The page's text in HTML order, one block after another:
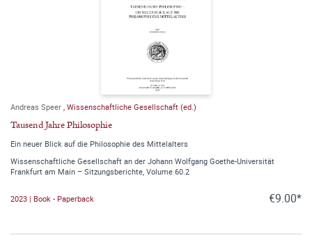
Andreas Speer , Wissenschaftliche Gesellschaft (ed.)
Tausend Jahre Philosophie
Ein neuer Blick auf die Philosophie des Mittelalters
Wissenschaftliche Gesellschaft an der Johann Wolfgang Goethe-Universität
Frankfurt am Main – Sitzungsberichte, Volume 60.2
2023 | Book - Paperback €9.00*